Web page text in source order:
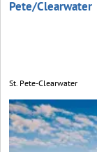
Pete/Clearwater
St. Pete-Clearwater